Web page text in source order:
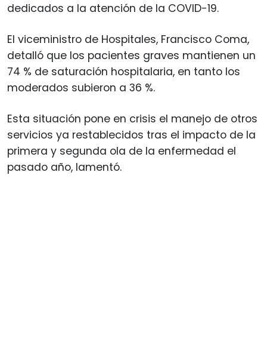
dedicados a la atención de la COVID-19.
El viceministro de Hospitales, Francisco Coma,
detalló que los pacientes graves mantienen un
74 % de saturación hospitalaria, en tanto los
moderados subieron a 36 %.
Esta situación pone en crisis el manejo de otros
servicios ya restablecidos tras el impacto de la
primera y segunda ola de la enfermedad el
pasado año, lamentó.